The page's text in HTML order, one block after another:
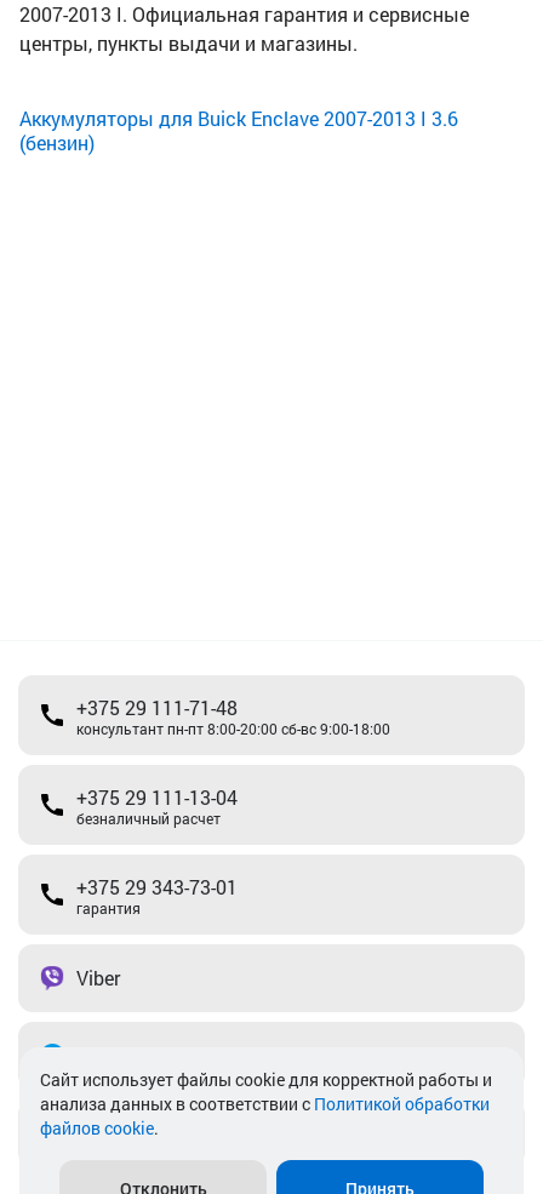
2007-2013 I. Официальная гарантия и сервисные
центры, пункты выдачи и магазины.
Аккумуляторы для Buick Enclave 2007-2013 I 3.6
(бензин)
+375 29 111-71-48
консультант пн-пт 8:00-20:00 сб-вс 9:00-18:00
+375 29 111-13-04
безналичный расчет
+375 29 343-73-01
гарантия
Viber
info@akkamulik.by
Cайт использует файлы cookie для корректной работы и
анализа данных в соответствии с Политикой обработки
файлов cookie.
Отклонить Принять